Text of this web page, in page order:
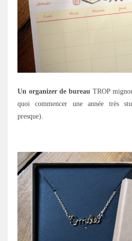
Un organizer de bureau TROP
quoi commencer une année très
presque).